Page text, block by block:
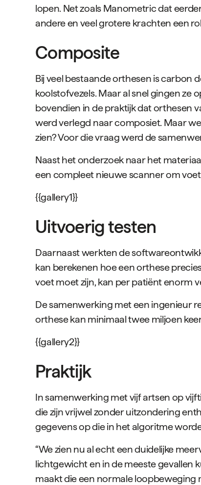
lopen. Net zoals Manometric dat
andere en veel grotere krachten een
Composite
Bij veel bestaande orthesen is carbon
koolstofvezels. Maar al snel gingen ze
bovendien in de praktijk dat orthesen
werd verlegd naar composiet. Maar
zien? Voor die vraag werd de
Naast het onderzoek naar het
een compleet nieuwe scanner om
{{gallery1}}
Uitvoerig testen
Daarnaast werkten de
kan berekenen hoe een orthese
voet moet zijn, kan per patiënt enorm
De samenwerking met een ingenieur
orthese kan minimaal twee miljoen
{{gallery2}}
Praktijk
In samenwerking met vijf artsen op
die zijn vrijwel zonder uitzondering
gegevens op die in het algoritme
“We zien nu al echt een duidelijke
lichtgewicht en in de meeste gevallen
maakt die een normale loopbeweging